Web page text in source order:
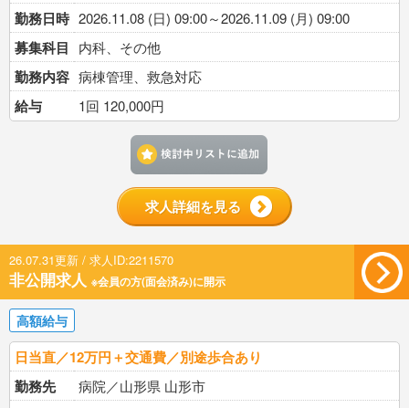
勤務日時 2026.11.08 (日) 09:00～2026.11.09 (月) 09:00
募集科目 内科、その他
勤務内容 病棟管理、救急対応
給与 1回 120,000円
求人詳細を見る
26.07.31更新 / 求人ID:2211570
非公開求人 ※会員の方(面会済み)に開示
高額給与
日当直／12万円＋交通費／別途歩合あり
勤務先
病院／山形県 山形市